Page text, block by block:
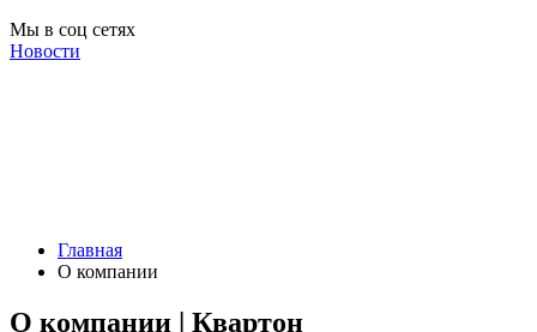
Мы в соц сетях
Новости
Главная
О компании
О компании | Квартон